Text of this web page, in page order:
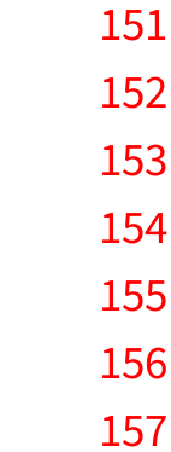
151
152
153
154
155
156
157